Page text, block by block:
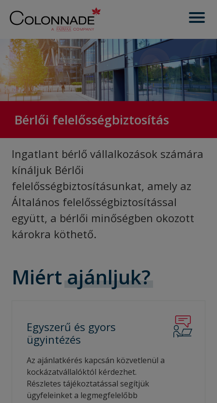
Bérlői felelősségbiztosítás
Ingatlant bérlő vállalkozások számára
kínáljuk Bérlői
felelősségbiztosításunkat, amely az
Általános felelősségbiztosítással
együtt, a bérlői minőségben okozott
károkra köthető.
Miért ajánljuk?
Egyszerű és gyors
ügyintézés
Az ajánlatkérés kapcsán közvetlenül a
kockázatvállalóktól kérdezhet.
Részletes tájékoztatással segítjük
ügyfeleinket a legmegfelelőbb